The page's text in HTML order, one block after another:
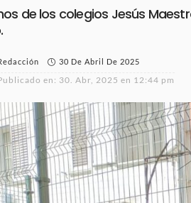
de los colegios Jesús
30 De Abril De 2025
en: 30. Abr, 2025 en 12:44 pm